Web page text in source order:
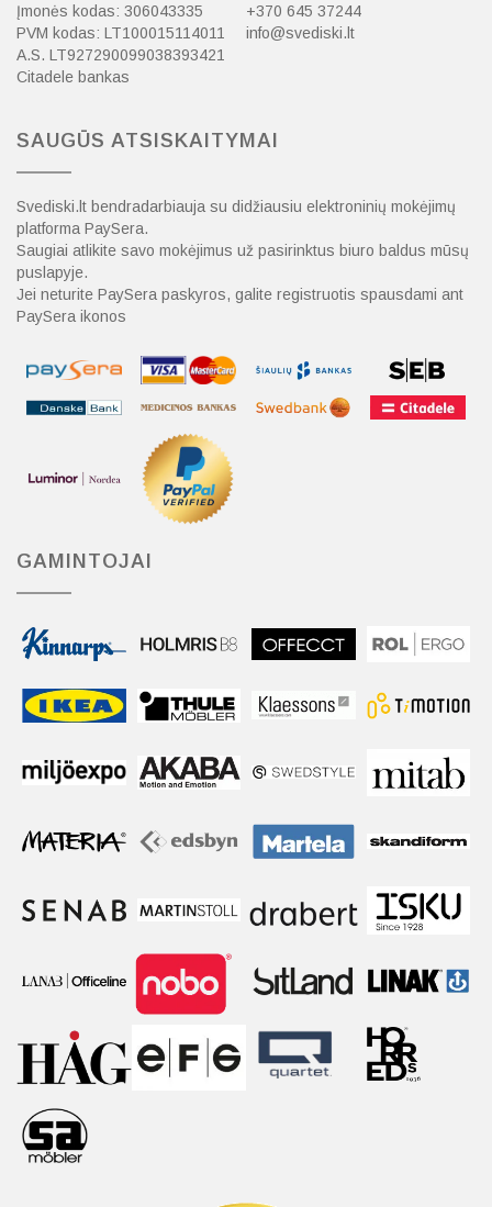
Įmonės kodas: 306043335
PVM kodas: LT100015114011
A.S. LT927290099038393421
Citadele bankas
+370 645 37244
info@svediski.lt
SAUGŪS ATSISKAITYMAI
Svediski.lt bendradarbiauja su didžiausiu elektroninių mokėjimų
platforma PaySera.
Saugiai atlikite savo mokėjimus už pasirinktus biuro baldus mūsų
puslapyje.
Jei neturite PaySera paskyros, galite registruotis spausdami ant
PaySera ikonos
GAMINTOJAI